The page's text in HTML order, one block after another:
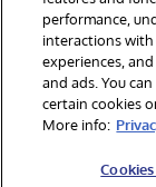
© 1996-2026
Reserved.
Notices/Terms &
Accessibility
performance,
interactions with
experiences,
and ads. You
certain cookies
More info: